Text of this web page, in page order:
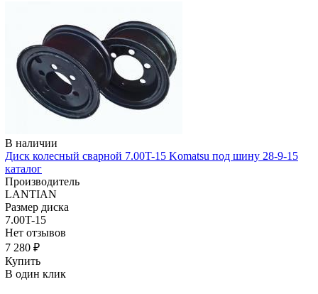
В наличии
Диск колесный сварной 7.00T-15 Komatsu под шину 28-9-15
каталог
Производитель
LANTIAN
Размер диска
7.00T-15
Нет отзывов
7 280 ₽
Купить
В один клик